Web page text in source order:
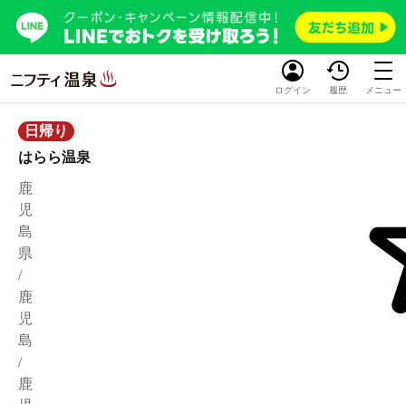
ログイン 履歴 メニュー
日帰り
はらら温泉
鹿
児
島
県
/
鹿
児
島
/
鹿